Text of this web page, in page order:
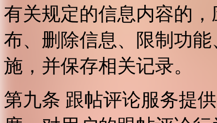
有关规定的信息内容的
布、删除信息、限制功
施，并保存相关记录。
第九条 跟帖评论服务提